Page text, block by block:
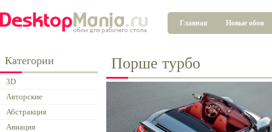
Главная Новые обои
Категории
3D
Авторские
Абстракция
Авиация
Порше турбо